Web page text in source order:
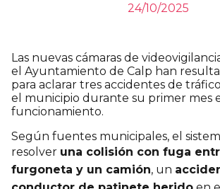
24/10/2025
Las nuevas cámaras de
el Ayuntamiento de Calp han
para aclarar tres accidentes de
el municipio durante su primer mes
funcionamiento.
Según fuentes municipales, el
resolver una colisión con fuga
furgoneta y un camión, un